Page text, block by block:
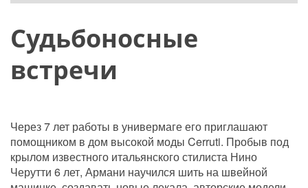
Судьбоносные
встречи
Через 7 лет работы в универмаге его приглашают
помощником в дом высокой моды Cerruti. Пробыв под
крылом известного итальянского стилиста Нино
Черутти 6 лет, Армани научился шить на швейной